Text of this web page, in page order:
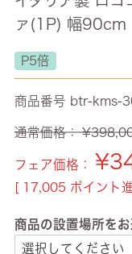
ァ(1P) 幅90cm
P5倍
商品番号 btr-kms-
通常価格： ¥
フェア価格： ¥
[ 17,005 ポイント
商品の設置場所をお